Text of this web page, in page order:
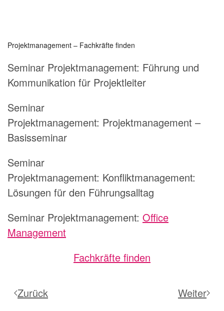
Projektmanagement – Fachkräfte finden
Seminar Projektmanagement: Führung und
Kommunikation für Projektleiter
Seminar
Projektmanagement: Projektmanagement –
Basisseminar
Seminar
Projektmanagement: Konfliktmanagement:
Lösungen für den Führungsalltag
Seminar Projektmanagement: Office
Management
Fachkräfte finden
Zurück Weiter